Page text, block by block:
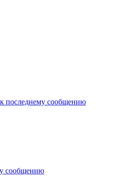
последнему сообщению
сообщению